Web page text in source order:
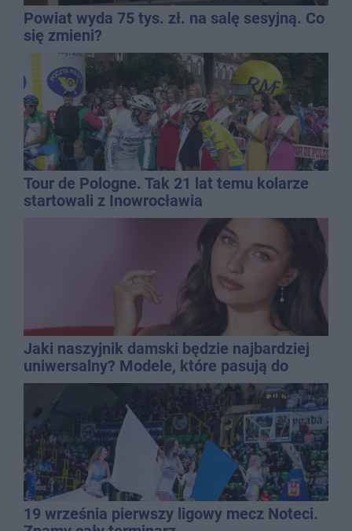
Powiat wyda 75 tys. zł. na salę sesyjną. Co
się zmieni?
Tour de Pologne. Tak 21 lat temu kolarze
startowali z Inowrocławia
Jaki naszyjnik damski będzie najbardziej
uniwersalny? Modele, które pasują do
wielu stylizacji
19 września pierwszy ligowy mecz Noteci.